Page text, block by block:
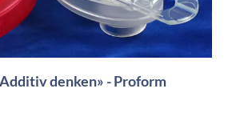
denken» - Proform